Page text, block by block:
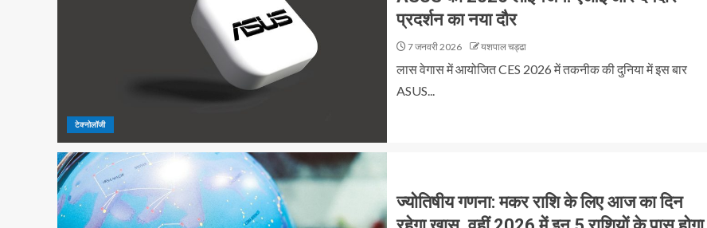
टेक्नोलॉजी
प्रदर्शन का नया दौर
7 जनवरी 2026 यशपाल चड्ढा
लास वेगास में आयोजित CES 2026 में तकनीक की दुनिया में इस बार
ASUS...
ज्योतिषीय गणना: मकर राशि के लिए आज का दिन